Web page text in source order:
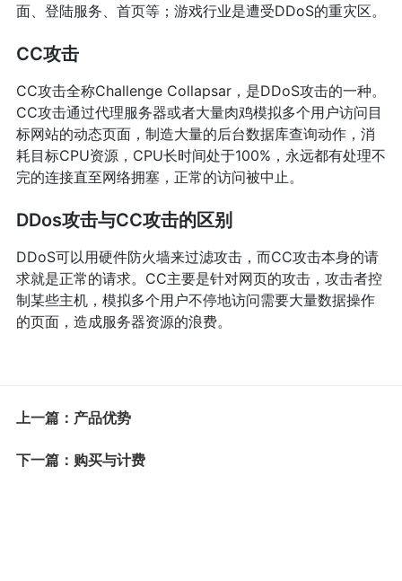
面、登陆服务、首页等；游戏行业是遭受DDoS的重灾区。
CC攻击
CC攻击全称Challenge Collapsar，是DDoS攻击的一种。
CC攻击通过代理服务器或者大量肉鸡模拟多个用户访问目
标网站的动态页面，制造大量的后台数据库查询动作，消
耗目标CPU资源，CPU长时间处于100%，永远都有处理不
完的连接直至网络拥塞，正常的访问被中止。
DDos攻击与CC攻击的区别
DDoS可以用硬件防火墙来过滤攻击，而CC攻击本身的请
求就是正常的请求。CC主要是针对网页的攻击，攻击者控
制某些主机，模拟多个用户不停地访问需要大量数据操作
的页面，造成服务器资源的浪费。
上一篇：产品优势
下一篇：购买与计费